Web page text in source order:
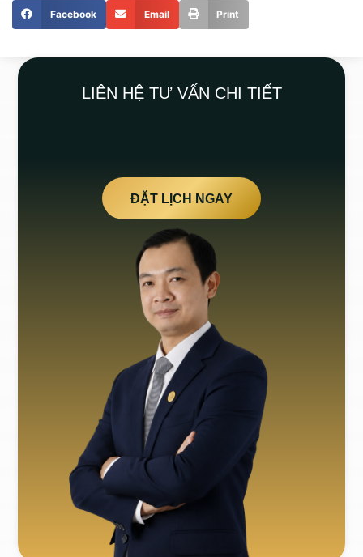
Facebook Email Print
LIÊN HỆ TƯ VẤN CHI TIẾT
ĐẶT LỊCH NGAY